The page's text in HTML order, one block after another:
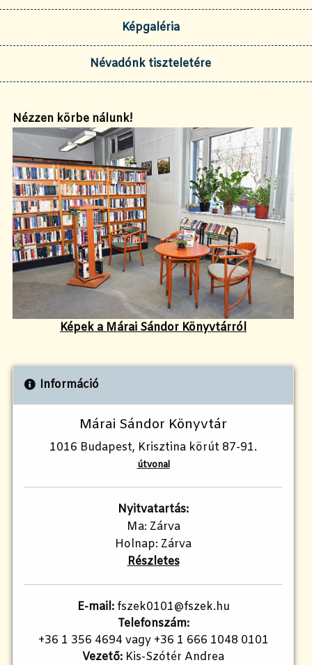
Képgaléria
Névadónk tiszteletére
Nézzen körbe nálunk!
Képek a Márai Sándor Könyvtárról
Információ
Márai Sándor Könyvtár
1016 Budapest, Krisztina körút 87-91.
útvonal
Nyitvatartás:
Ma: Zárva
Holnap: Zárva
Részletes
E-mail:fszek0101@fszek.hu
Telefonszám:
+36 1 356 4694 vagy +36 1 666 1048 0101
Vezető: Kis-Szótér Andrea